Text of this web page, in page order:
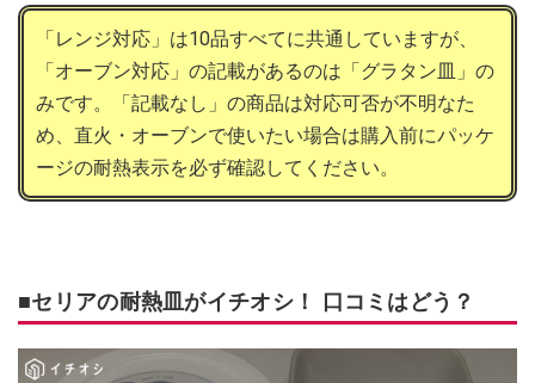
「レンジ対応」は10品すべてに共通していますが、
「オーブン対応」の記載があるのは「グラタン皿」の
みです。「記載なし」の商品は対応可否が不明なた
め、直火・オーブンで使いたい場合は購入前にパッケ
ージの耐熱表示を必ず確認してください。
■セリアの耐熱皿がイチオシ！ 口コミはどう？